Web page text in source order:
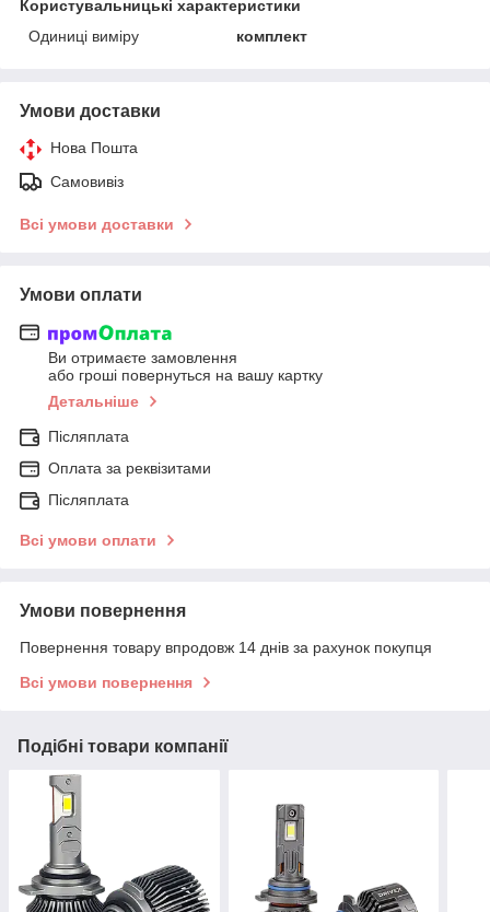
Користувальницькі характеристики
Одиниці виміру
комплект
Умови доставки
Нова Пошта
Самовивіз
Всі умови доставки
Умови оплати
Ви отримаєте замовлення
або гроші повернуться на вашу картку
Детальніше
Післяплата
Оплата за реквізитами
Післяплата
Всі умови оплати
Умови повернення
Повернення товару впродовж 14 днів за рахунок покупця
Всі умови повернення
Подібні товари компанії